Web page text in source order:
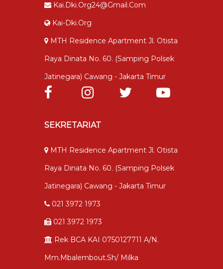
Kai.dki.org24@gmail.com
Kai-Dki.org
MTH Residence Apartment Jl. Otista
Raya Dinata No. 60. (samping Polsek
Jatinegara) Cawang - Jakarta Timur
SEKRETARIAT
MTH Residence Apartment Jl. Otista
Raya Dinata No. 60. (samping Polsek
Jatinegara) Cawang - Jakarta Timur
021 3972 1973
021 3972 1973
Rek BCA KAI 0750127711 A/n.
Mm.mbalembout.sh/ Milka